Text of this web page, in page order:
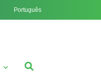
Português